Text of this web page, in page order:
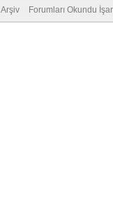
Arşiv Forumları Okundu